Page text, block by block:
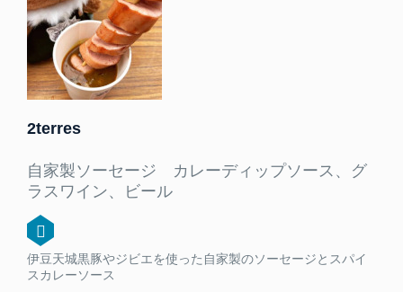
2terres
自家製ソーセージ カレーディップソース、グ
ラスワイン、ビール
伊豆天城黒豚やジビエを使った自家製のソーセージとスパイ
スカレーソース